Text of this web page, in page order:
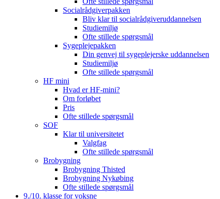
Socialrådgiverpakken
Bliv klar til socialrådgiveruddannelsen
Studiemiljø
Ofte stillede spørgsmål
Sygeplejepakken
Din genvej til sygeplejerske uddannelsen
Studiemiljø
Ofte stillede spørgsmål
HF mini
Hvad er HF-mini?
Om forløbet
Pris
Ofte stillede spørgsmål
SOF
Klar til universitetet
Valgfag
Ofte stillede spørgsmål
Brobygning
Brobygning Thisted
Brobygning Nykøbing
Ofte stillede spørgsmål
9./10. klasse for voksne